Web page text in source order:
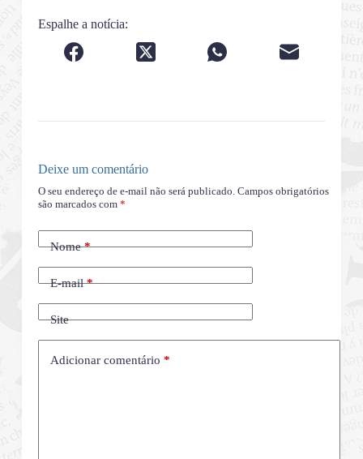
Espalhe a notícia:
Deixe um comentário
O seu endereço de e-mail não será publicado. Campos obrigatórios
são marcados com *
Nome*
E-mail*
Site
Adicionar comentário *